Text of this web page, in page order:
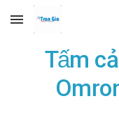
Skip to main content
Tấm